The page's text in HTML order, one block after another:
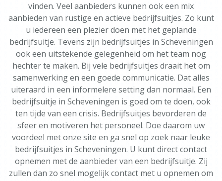
vinden. Veel aanbieders kunnen ook een mix
aanbieden van rustige en actieve bedrijfsuitjes. Zo kunt
u iedereen een plezier doen met het geplande
bedrijfsuitje. Tevens zijn bedrijfsuitjes in Scheveningen
ook een uitstekende gelegenheid om het team nog
hechter te maken. Bij vele bedrijfsuitjes draait het om
samenwerking en een goede communicatie. Dat alles
uiteraard in een informelere setting dan normaal. Een
bedrijfsuitje in Scheveningen is goed om te doen, ook
ten tijde van een crisis. Bedrijfsuitjes bevorderen de
sfeer en motiveren het personeel. Doe daarom uw
voordeel met onze site en ga snel op zoek naar leuke
bedrijfsuitjes in Scheveningen. U kunt direct contact
opnemen met de aanbieder van een bedrijfsuitje. Zij
zullen dan zo snel mogelijk contact met u opnemen om